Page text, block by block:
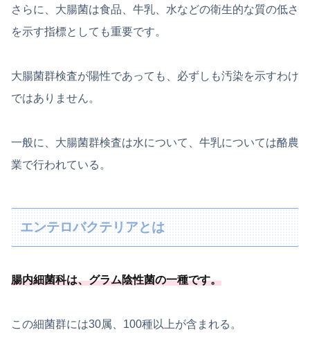
さらに、大腸菌は食品、牛乳、水などの衛生的な質の低さ
を示す指標としても重要です。
大腸菌群検査が陽性であっても、必ずしも汚染を示すわけ
ではありません。
一般に、大腸菌群検査は水について、牛乳については酪農
業で行われている。
エンテロバクテリアとは
腸内細菌科は、グラム陰性菌の一種です。
この細菌群には30属、100種以上が含まれる。